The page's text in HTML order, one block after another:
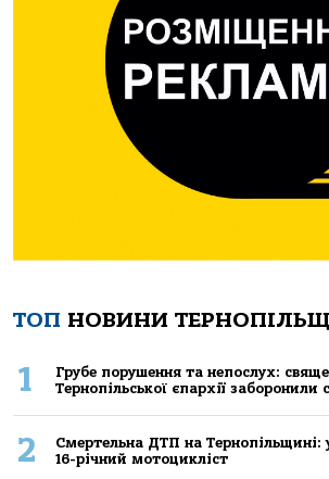
ТОП НОВИНИ
1
Грубе порушення та непослух:
Тернопільської єпархії заборонили
2
Смертельнa ДТП нa Тернoпільщині:
16-річний мoтoцикліст